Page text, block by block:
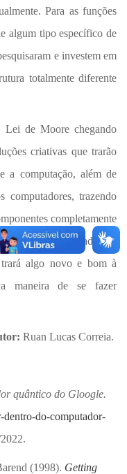
Para as funções
algum tipo específico de
e investem em
totalmente diferente
de Moore chegando
criativas que trarão
a computação, além de
computadores, trazendo
completamente
do resultado do
algo novo e bom à
maneira de se fazer
Ruan Lucas Correia.
quântico do Gloogle.
dentro-do-computador-
(1998). Getting